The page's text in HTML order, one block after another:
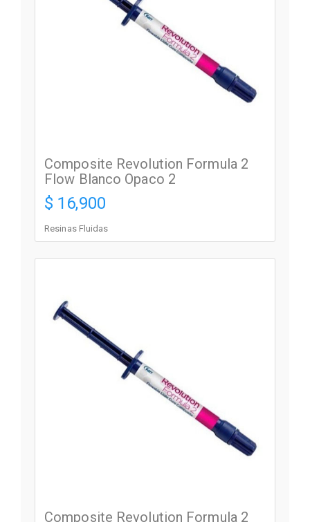
Composite Revolution Formula 2
Flow Blanco Opaco 2
$ 16,900
Resinas Fluidas
Composite Revolution Formula 2